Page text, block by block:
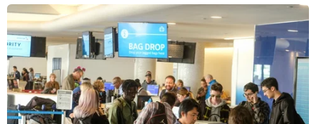
Nghĩa tình son sắt đặc biệt"
04/08/2026 06:06
Mỹ bắt đầu áp dụng chính sách ký
quỹ thị thực mới, ảnh hưởng tới hàng
chục nước